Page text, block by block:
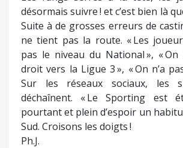
désormais suivre ! et c’est bien là
Suite à de grosses erreurs de
ne tient pas la route. « Les
pas le niveau du National », «
droit vers la Ligue 3 », « On n’a
Sur les réseaux sociaux, les
déchaînent. « Le Sporting est
pourtant et plein d’espoir un
Sud. Croisons les doigts !
Ph.J.